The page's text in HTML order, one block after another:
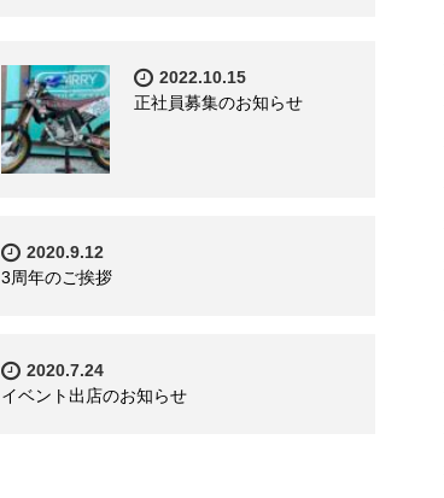
2022.10.15
正社員募集のお知らせ
2020.9.12
3周年のご挨拶
2020.7.24
イベント出店のお知らせ